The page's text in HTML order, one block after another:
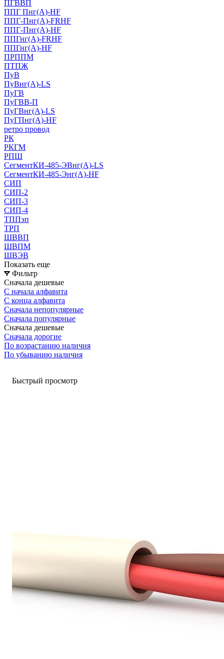
ПГВВП
ППГ Пнг(А)-HF
ППГ-Пнг(А)-FRHF
ППГ-Пнг(А)-HF
ППГнг(А)-FRHF
ППГнг(А)-HF
ПРППМ
ПТПЖ
ПуВ
ПуВнг(А)-LS
ПуГВ
ПуГВВ-П
ПуГВнг(А)-LS
ПуГПнг(А)-HF
ретро провод
РК
РКГМ
РПШ
СегментКИ-485-ЭВнг(А)-LS
СегментКИ-485-Энг(А)-HF
СИП
СИП-2
СИП-3
СИП-4
ТППэп
ТРП
ШВВП
ШВПМ
ШВЭВ
Показать еще
Фильтр
Сначала дешевые
С начала алфавита
С конца алфавита
Сначала непопулярные
Сначала популярные
Сначала дешевые
Сначала дорогие
По возрастанию наличия
По убыванию наличия
Быстрый просмотр